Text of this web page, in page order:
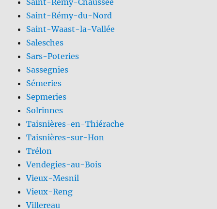
Saint-Rémy-du-Nord
Saint-Waast-la-Vallée
Salesches
Sars-Poteries
Sassegnies
Sémeries
Sepmeries
Solrinnes
Taisnières-en-Thiérache
Taisnières-sur-Hon
Trélon
Vendegies-au-Bois
Vieux-Mesnil
Vieux-Reng
Villereau